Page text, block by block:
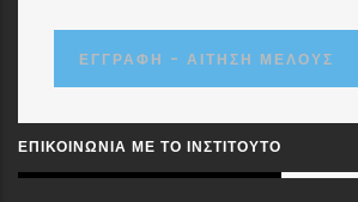
ΕΓΓΡΑΦΉ - ΑΊΤΗΣΗ ΜΈΛΟΥΣ
ΕΠΙΚΟΙΝΩΝΊΑ ΜΕ ΤΟ ΙΝΣΤΙΤΟΎΤΟ